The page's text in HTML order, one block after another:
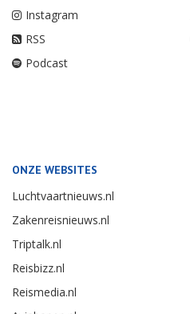
Instagram
RSS
Podcast
ONZE WEBSITES
Luchtvaartnieuws.nl
Zakenreisnieuws.nl
Triptalk.nl
Reisbizz.nl
Reismedia.nl